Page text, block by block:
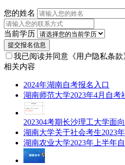
您的姓名
当前学历
提交报名信息
我已阅读并同意 《用户隐私条款
相关内容
2024年湖南自考报名入口
湖南师范大学2023年4月自考
202304考期长沙理工大学面
湖南大学关于社会考生2023
湖南农业大学2023年上半年